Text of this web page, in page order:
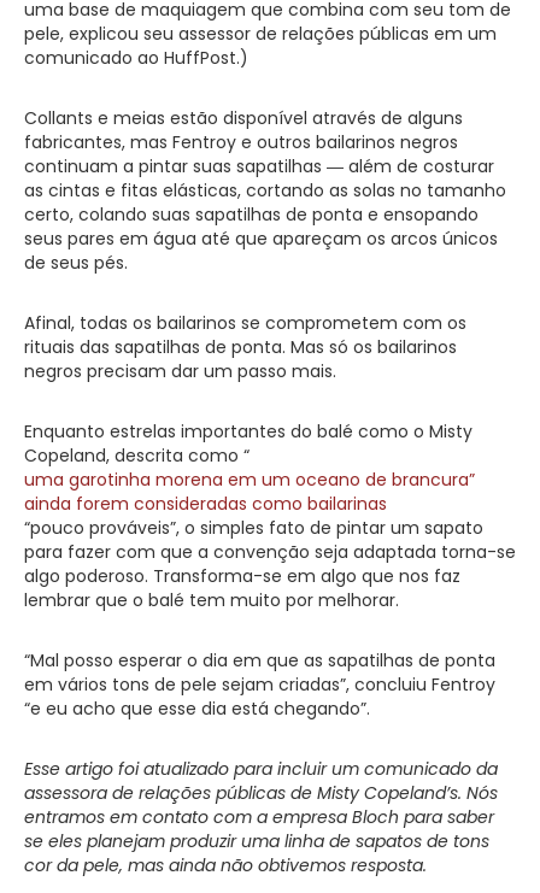
uma base de maquiagem que combina com seu tom de
pele, explicou seu assessor de relações públicas em um
comunicado ao HuffPost.)
Collants e meias estão disponível através de alguns
fabricantes, mas Fentroy e outros bailarinos negros
continuam a pintar suas sapatilhas ― além de costurar
as cintas e fitas elásticas, cortando as solas no tamanho
certo, colando suas sapatilhas de ponta e ensopando
seus pares em água até que apareçam os arcos únicos
de seus pés.
Afinal, todas os bailarinos se comprometem com os
rituais das sapatilhas de ponta. Mas só os bailarinos
negros precisam dar um passo mais.
Enquanto estrelas importantes do balé como o Misty
Copeland, descrita como “
uma garotinha morena em um oceano de brancura”
ainda forem consideradas como bailarinas
“pouco prováveis”, o simples fato de pintar um sapato
para fazer com que a convenção seja adaptada torna-se
algo poderoso. Transforma-se em algo que nos faz
lembrar que o balé tem muito por melhorar.
“Mal posso esperar o dia em que as sapatilhas de ponta
em vários tons de pele sejam criadas”, concluiu Fentroy
“e eu acho que esse dia está chegando”.
Esse artigo foi atualizado para incluir um comunicado da
assessora de relações públicas de Misty Copeland’s. Nós
entramos em contato com a empresa Bloch para saber
se eles planejam produzir uma linha de sapatos de tons
cor da pele, mas ainda não obtivemos resposta.